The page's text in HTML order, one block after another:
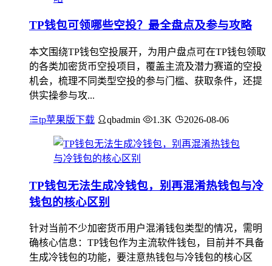
TP钱包可领哪些空投？最全盘点及参与攻略
本文围绕TP钱包空投展开，为用户盘点可在TP钱包领取
的各类加密货币空投项目，覆盖主流及潜力赛道的空投
机会，梳理不同类型空投的参与门槛、获取条件，还提
供实操参与攻...
tp苹果版下载 qbadmin 1.3K 2026-08-06
TP钱包无法生成冷钱包，别再混淆热钱包与冷
钱包的核心区别
针对当前不少加密货币用户混淆钱包类型的情况，需明
确核心信息：TP钱包作为主流软件钱包，目前并不具备
生成冷钱包的功能，要注意热钱包与冷钱包的核心区